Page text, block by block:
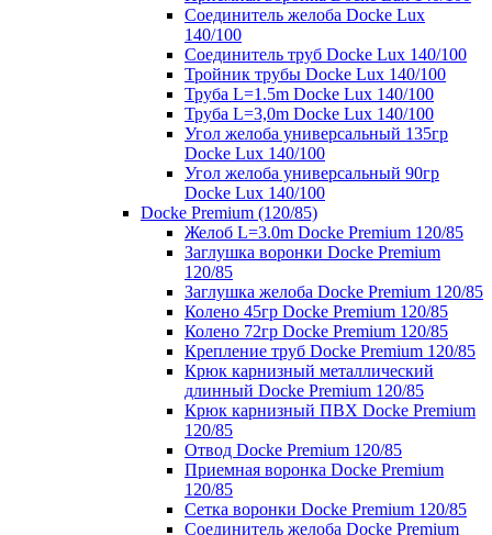
Соединитель желоба Docke Lux
140/100
Соединитель труб Docke Lux 140/100
Тройник трубы Docke Lux 140/100
Труба L=1.5m Docke Lux 140/100
Труба L=3,0m Docke Lux 140/100
Угол желоба универсальный 135гр
Docke Lux 140/100
Угол желоба универсальный 90гр
Docke Lux 140/100
Docke Premium (120/85)
Желоб L=3.0m Docke Premium 120/85
Заглушка воронки Docke Premium
120/85
Заглушка желоба Docke Premium 120/85
Колено 45гр Docke Premium 120/85
Колено 72гр Docke Premium 120/85
Крепление труб Docke Premium 120/85
Крюк карнизный металлический
длинный Docke Premium 120/85
Крюк карнизный ПВХ Docke Premium
120/85
Отвод Docke Premium 120/85
Приемная воронка Docke Premium
120/85
Сетка воронки Docke Premium 120/85
Соединитель желоба Docke Premium